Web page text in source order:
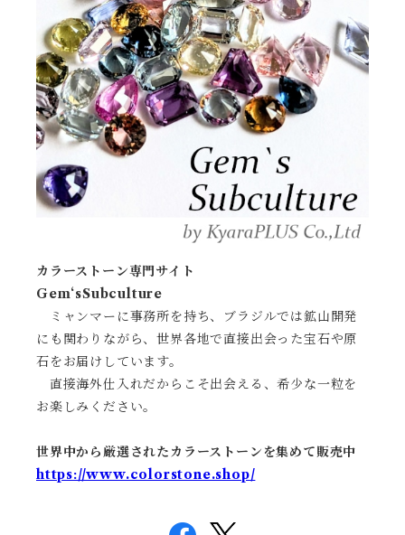
カラーストーン専門サイト
Gem‘sSubculture
ミャンマーに事務所を持ち、ブラジルでは鉱山開発
にも関わりながら、世界各地で直接出会った宝石や原
石をお届けしています。
直接海外仕入れだからこそ出会える、希少な一粒を
お楽しみください。
世界中から厳選されたカラーストーンを集めて販売中
https://www.colorstone.shop/